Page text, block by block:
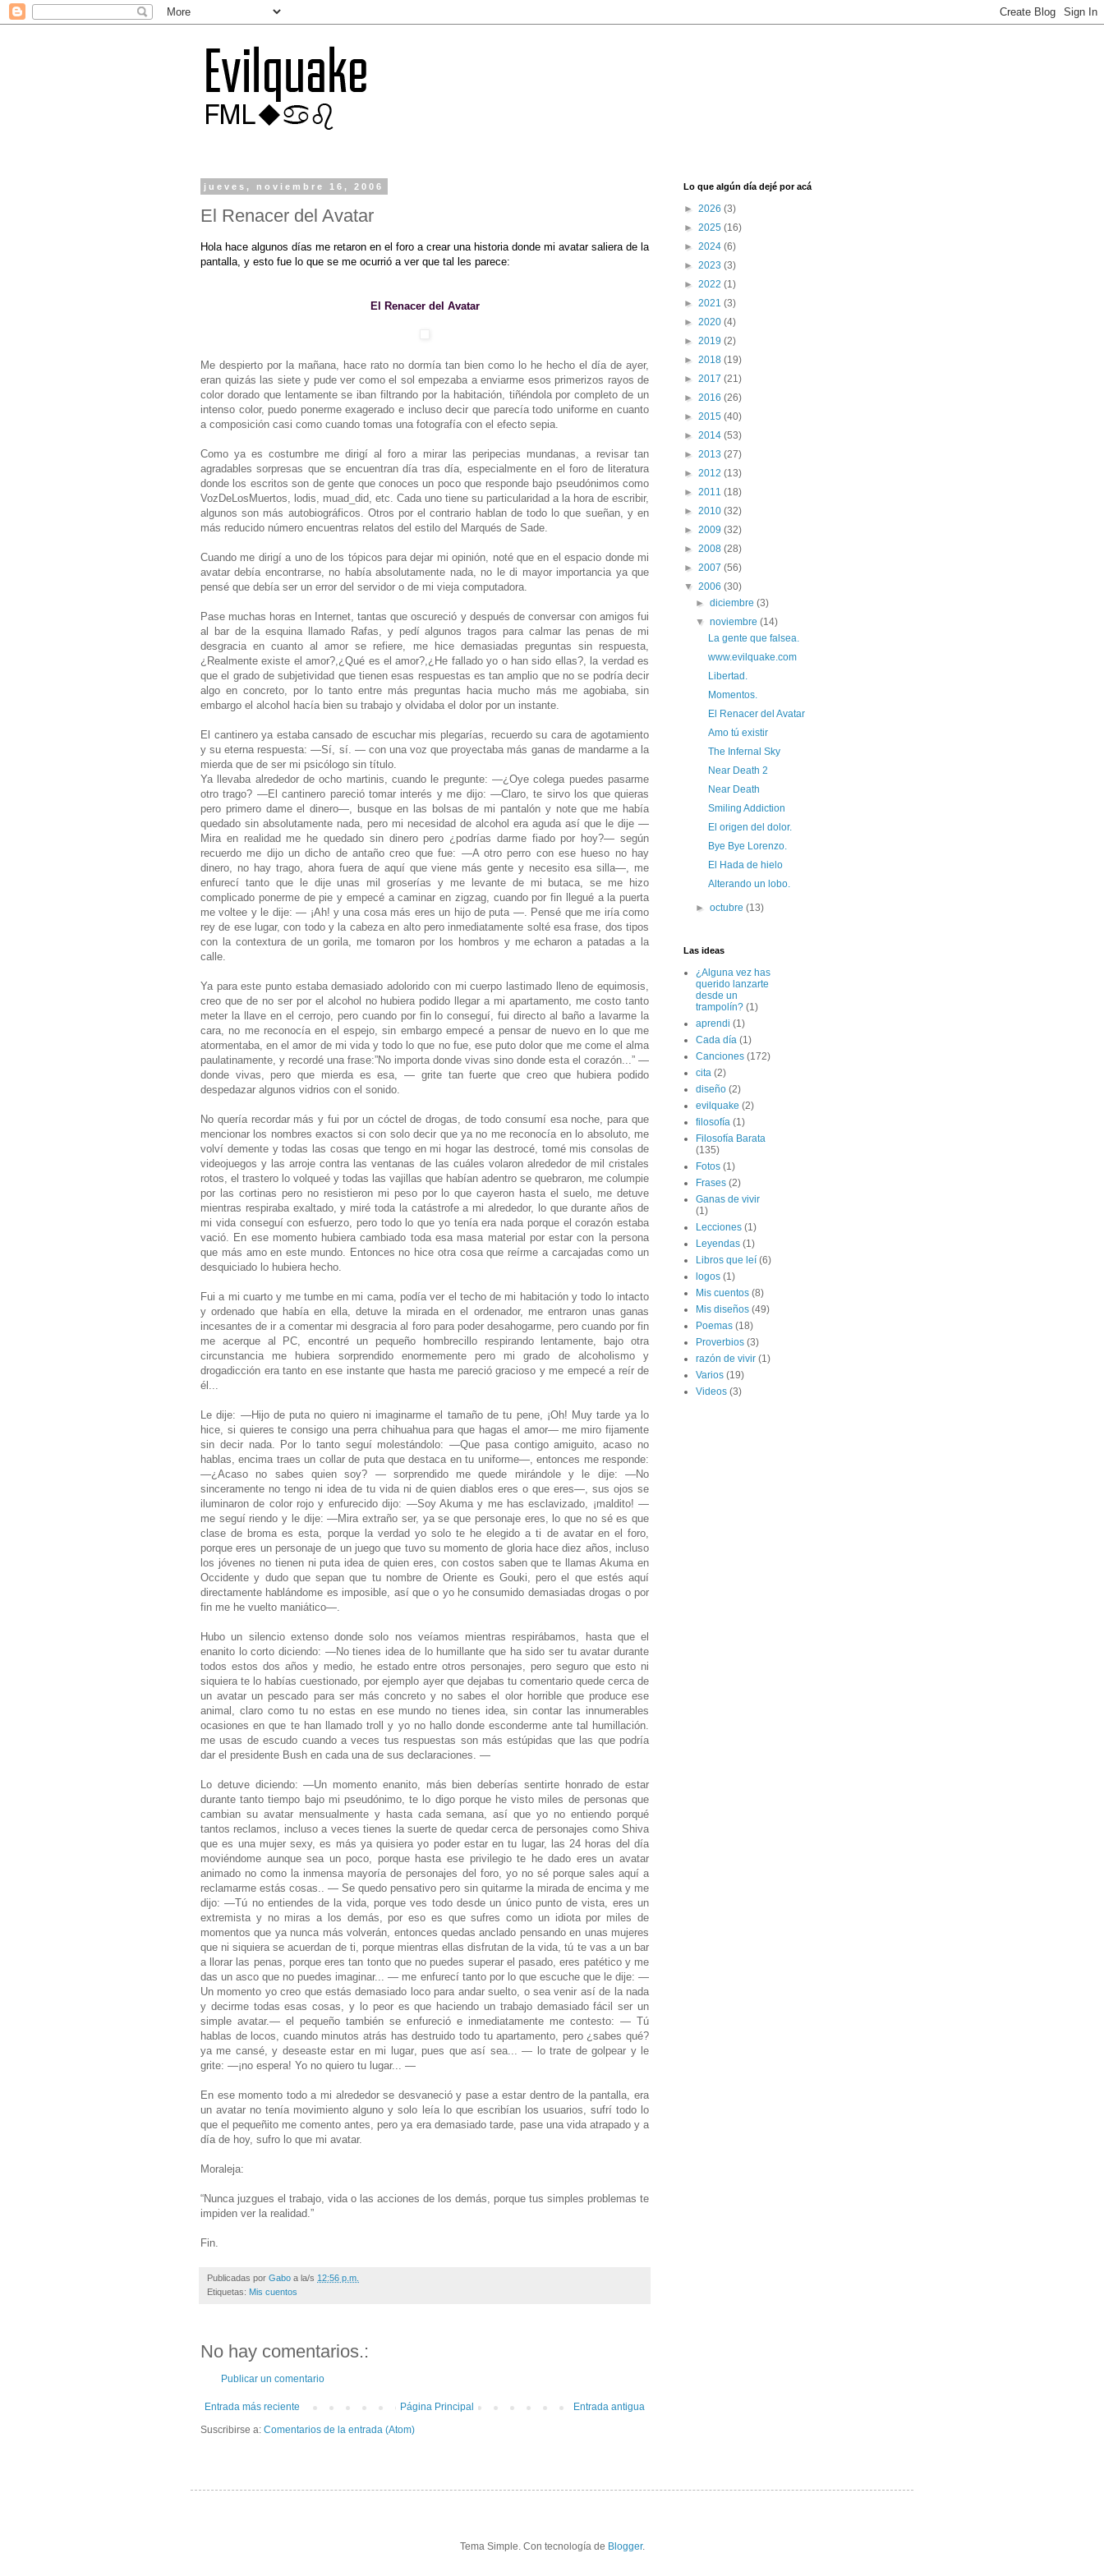
jueves, noviembre 16, 2006
El Renacer del Avatar
Hola hace algunos días me retaron en el foro a crear una historia donde mi avatar saliera de la
pantalla, y esto fue lo que se me ocurrió a ver que tal les parece:
El Renacer del Avatar
Me despierto por la mañana, hace rato no dormía tan bien como lo he hecho el día de ayer,
eran quizás las siete y pude ver como el sol empezaba a enviarme esos primerizos rayos de
color dorado que lentamente se iban filtrando por la habitación, tiñéndola por completo de un
intenso color, puedo ponerme exagerado e incluso decir que parecía todo uniforme en cuanto
a composición casi como cuando tomas una fotografía con el efecto sepia.
Como ya es costumbre me dirigí al foro a mirar las peripecias mundanas, a revisar tan
agradables sorpresas que se encuentran día tras día, especialmente en el foro de literatura
donde los escritos son de gente que conoces un poco que responde bajo pseudónimos como
VozDeLosMuertos, lodis, muad_did, etc. Cada uno tiene su particularidad a la hora de escribir,
algunos son más autobiográficos. Otros por el contrario hablan de todo lo que sueñan, y en
más reducido número encuentras relatos del estilo del Marqués de Sade.
Cuando me dirigí a uno de los tópicos para dejar mi opinión, noté que en el espacio donde mi
avatar debía encontrarse, no había absolutamente nada, no le di mayor importancia ya que
pensé que debía ser un error del servidor o de mi vieja computadora.
Pase muchas horas en Internet, tantas que oscureció y después de conversar con amigos fui
al bar de la esquina llamado Rafas, y pedí algunos tragos para calmar las penas de mi
desgracia en cuanto al amor se refiere, me hice demasiadas preguntas sin respuesta,
¿Realmente existe el amor?,¿Qué es el amor?,¿He fallado yo o han sido ellas?, la verdad es
que el grado de subjetividad que tienen esas respuestas es tan amplio que no se podría decir
algo en concreto, por lo tanto entre más preguntas hacia mucho más me agobiaba, sin
embargo el alcohol hacía bien su trabajo y olvidaba el dolor por un instante.
El cantinero ya estaba cansado de escuchar mis plegarías, recuerdo su cara de agotamiento
y su eterna respuesta: —Sí, sí. — con una voz que proyectaba más ganas de mandarme a la
mierda que de ser mi psicólogo sin título.
Ya llevaba alrededor de ocho martinis, cuando le pregunte: —¿Oye colega puedes pasarme
otro trago? —El cantinero pareció tomar interés y me dijo: —Claro, te sirvo los que quieras
pero primero dame el dinero—, busque en las bolsas de mi pantalón y note que me había
quedado sin absolutamente nada, pero mi necesidad de alcohol era aguda así que le dije —
Mira en realidad me he quedado sin dinero pero ¿podrías darme fiado por hoy?— según
recuerdo me dijo un dicho de antaño creo que fue: —A otro perro con ese hueso no hay
dinero, no hay trago, ahora fuera de aquí que viene más gente y necesito esa silla—, me
enfurecí tanto que le dije unas mil groserías y me levante de mi butaca, se me hizo
complicado ponerme de pie y empecé a caminar en zigzag, cuando por fin llegué a la puerta
me voltee y le dije: — ¡Ah! y una cosa más eres un hijo de puta —. Pensé que me iría como
rey de ese lugar, con todo y la cabeza en alto pero inmediatamente solté esa frase, dos tipos
con la contextura de un gorila, me tomaron por los hombros y me echaron a patadas a la
calle.
Ya para este punto estaba demasiado adolorido con mi cuerpo lastimado lleno de equimosis,
creo que de no ser por el alcohol no hubiera podido llegar a mi apartamento, me costo tanto
meter la llave en el cerrojo, pero cuando por fin lo conseguí, fui directo al baño a lavarme la
cara, no me reconocía en el espejo, sin embargo empecé a pensar de nuevo en lo que me
atormentaba, en el amor de mi vida y todo lo que no fue, ese puto dolor que me come el alma
paulatinamente, y recordé una frase:”No importa donde vivas sino donde esta el corazón...” —
donde vivas, pero que mierda es esa, — grite tan fuerte que creo que hubiera podido
despedazar algunos vidrios con el sonido.
No quería recordar más y fui por un cóctel de drogas, de todo consumí esa noche, para que
mencionar los nombres exactos si con solo decir que ya no me reconocía en lo absoluto, me
volví demente y todas las cosas que tengo en mi hogar las destrocé, tomé mis consolas de
videojuegos y las arroje contra las ventanas de las cuáles volaron alrededor de mil cristales
rotos, el trastero lo volqueé y todas las vajillas que habían adentro se quebraron, me columpie
por las cortinas pero no resistieron mi peso por lo que cayeron hasta el suelo, me detuve
mientras respiraba exaltado, y miré toda la catástrofe a mi alrededor, lo que durante años de
mi vida conseguí con esfuerzo, pero todo lo que yo tenía era nada porque el corazón estaba
vació. En ese momento hubiera cambiado toda esa masa material por estar con la persona
que más amo en este mundo. Entonces no hice otra cosa que reírme a carcajadas como un
desquiciado lo hubiera hecho.
Fui a mi cuarto y me tumbe en mi cama, podía ver el techo de mi habitación y todo lo intacto
y ordenado que había en ella, detuve la mirada en el ordenador, me entraron unas ganas
incesantes de ir a comentar mi desgracia al foro para poder desahogarme, pero cuando por fin
me acerque al PC, encontré un pequeño hombrecillo respirando lentamente, bajo otra
circunstancia me hubiera sorprendido enormemente pero mi grado de alcoholismo y
drogadicción era tanto en ese instante que hasta me pareció gracioso y me empecé a reír de
él...
Le dije: —Hijo de puta no quiero ni imaginarme el tamaño de tu pene, ¡Oh! Muy tarde ya lo
hice, si quieres te consigo una perra chihuahua para que hagas el amor— me miro fijamente
sin decir nada. Por lo tanto seguí molestándolo: —Que pasa contigo amiguito, acaso no
hablas, encima traes un collar de puta que destaca en tu uniforme—, entonces me responde:
—¿Acaso no sabes quien soy? — sorprendido me quede mirándole y le dije: —No
sinceramente no tengo ni idea de tu vida ni de quien diablos eres o que eres—, sus ojos se
iluminaron de color rojo y enfurecido dijo: —Soy Akuma y me has esclavizado, ¡maldito! —
me seguí riendo y le dije: —Mira extraño ser, ya se que personaje eres, lo que no sé es que
clase de broma es esta, porque la verdad yo solo te he elegido a ti de avatar en el foro,
porque eres un personaje de un juego que tuvo su momento de gloria hace diez años, incluso
los jóvenes no tienen ni puta idea de quien eres, con costos saben que te llamas Akuma en
Occidente y dudo que sepan que tu nombre de Oriente es Gouki, pero el que estés aquí
directamente hablándome es imposible, así que o yo he consumido demasiadas drogas o por
fin me he vuelto maniático—.
Hubo un silencio extenso donde solo nos veíamos mientras respirábamos, hasta que el
enanito lo corto diciendo: —No tienes idea de lo humillante que ha sido ser tu avatar durante
todos estos dos años y medio, he estado entre otros personajes, pero seguro que esto ni
siquiera te lo habías cuestionado, por ejemplo ayer que dejabas tu comentario quede cerca de
un avatar un pescado para ser más concreto y no sabes el olor horrible que produce ese
animal, claro como tu no estas en ese mundo no tienes idea, sin contar las innumerables
ocasiones en que te han llamado troll y yo no hallo donde esconderme ante tal humillación.
me usas de escudo cuando a veces tus respuestas son más estúpidas que las que podría
dar el presidente Bush en cada una de sus declaraciones. —
Lo detuve diciendo: —Un momento enanito, más bien deberías sentirte honrado de estar
durante tanto tiempo bajo mi pseudónimo, te lo digo porque he visto miles de personas que
cambian su avatar mensualmente y hasta cada semana, así que yo no entiendo porqué
tantos reclamos, incluso a veces tienes la suerte de quedar cerca de personajes como Shiva
que es una mujer sexy, es más ya quisiera yo poder estar en tu lugar, las 24 horas del día
moviéndome aunque sea un poco, porque hasta ese privilegio te he dado eres un avatar
animado no como la inmensa mayoría de personajes del foro, yo no sé porque sales aquí a
reclamarme estás cosas.. — Se quedo pensativo pero sin quitarme la mirada de encima y me
dijo: —Tú no entiendes de la vida, porque ves todo desde un único punto de vista, eres un
extremista y no miras a los demás, por eso es que sufres como un idiota por miles de
momentos que ya nunca más volverán, entonces quedas anclado pensando en unas mujeres
que ni siquiera se acuerdan de ti, porque mientras ellas disfrutan de la vida, tú te vas a un bar
a llorar las penas, porque eres tan tonto que no puedes superar el pasado, eres patético y me
das un asco que no puedes imaginar... — me enfurecí tanto por lo que escuche que le dije: —
Un momento yo creo que estás demasiado loco para andar suelto, o sea venir así de la nada
y decirme todas esas cosas, y lo peor es que haciendo un trabajo demasiado fácil ser un
simple avatar.— el pequeño también se enfureció e inmediatamente me contesto: — Tú
hablas de locos, cuando minutos atrás has destruido todo tu apartamento,
pero ¿sabes qué?
ya me cansé, y deseaste estar en mi lugar, pues que así sea... — lo trate de golpear y le
grite: —¡no espera! Yo no quiero tu lugar... —
En ese momento todo a mi alrededor se desvaneció y pase a estar dentro de la pantalla, era
un avatar no tenía movimiento alguno y solo leía lo que escribían los usuarios, sufrí todo lo
que el pequeñito me comento antes, pero ya era demasiado tarde, pase una vida atrapado y a
día de hoy, sufro lo que mi avatar.
Moraleja:
“Nunca juzgues el trabajo, vida o las acciones de los demás, porque tus simples problemas te
impiden ver la realidad.”
Fin.
Publicadas por Gabo a la/s 12:56 p.m.
Etiquetas: Mis cuentos
No hay comentarios.:
Publicar un comentario
Entrada más reciente Entrada antigua
Página Principal
Suscribirse a: Comentarios de la entrada (Atom)
Lo que algún día dejé por acá
► 2026 (3)
► 2025 (16)
► 2024 (6)
► 2023 (3)
► 2022 (1)
► 2021 (3)
► 2020 (4)
► 2019 (2)
► 2018 (19)
► 2017 (21)
► 2016 (26)
► 2015 (40)
► 2014 (53)
► 2013 (27)
► 2012 (13)
► 2011 (18)
► 2010 (32)
► 2009 (32)
► 2008 (28)
► 2007 (56)
▼ 2006 (30)
►diciembre(3)
▼noviembre(14)
La gente que falsea.
www.evilquake.com
Libertad.
Momentos.
El Renacer del Avatar
Amo tú existir
The Infernal Sky
Near Death 2
Near Death
Smiling Addiction
El origen del dolor.
Bye Bye Lorenzo.
El Hada de hielo
Alterando un lobo.
►octubre(13)
Las ideas
¿Alguna vez has
querido lanzarte
desde un
trampolín? (1)
aprendi (1)
Cada día (1)
Canciones (172)
cita (2)
diseño (2)
evilquake (2)
filosofía (1)
Filosofía Barata
(135)
Fotos (1)
Frases (2)
Ganas de vivir
(1)
Lecciones (1)
Leyendas (1)
Libros que leí (6)
logos (1)
Mis cuentos (8)
Mis diseños (49)
Poemas (18)
Proverbios (3)
razón de vivir (1)
Varios (19)
Videos (3)
Tema Simple. Con tecnología de Blogger.